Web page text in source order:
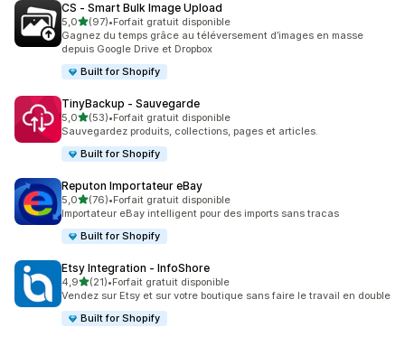
CS ‑ Smart Bulk Image Upload
5,0étoile(s) sur 5
(97)
97 avis au total
•Forfait gratuit disponible
Gagnez du temps grâce au téléversement d’images en masse
depuis Google Drive et Dropbox
Built for Shopify
TinyBackup ‑ Sauvegarde
5,0étoile(s) sur 5
(53)
53 avis au total
•Forfait gratuit disponible
Sauvegardez produits, collections, pages et articles.
Built for Shopify
Reputon Importateur eBay
5,0étoile(s) sur 5
(76)
76 avis au total
•Forfait gratuit disponible
Importateur eBay intelligent pour des imports sans tracas
Built for Shopify
Etsy Integration ‑ InfoShore
4,9étoile(s) sur 5
(21)
21 avis au total
•Forfait gratuit disponible
Vendez sur Etsy et sur votre boutique sans faire le travail en double
Built for Shopify